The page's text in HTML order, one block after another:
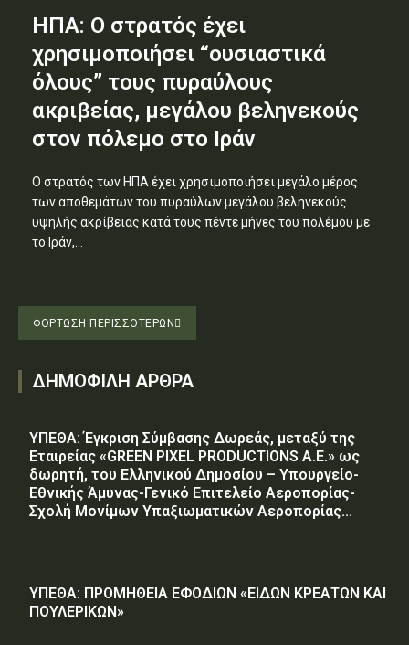
ΗΠΑ: Ο στρατός έχει
χρησιμοποιήσει “ουσιαστικά
όλους” τους πυραύλους
ακριβείας, μεγάλου βεληνεκούς
στον πόλεμο στο Ιράν
Ο στρατός των ΗΠΑ έχει χρησιμοποιήσει μεγάλο μέρος
των αποθεμάτων του πυραύλων μεγάλου βεληνεκούς
υψηλής ακρίβειας κατά τους πέντε μήνες του πολέμου με
το Ιράν,...
ΦΌΡΤΩΣΗ ΠΕΡΙΣΣΟΤΈΡΩΝ
ΔΗΜΟΦΙΛΗ ΑΡΘΡΑ
ΥΠΕΘΑ: Έγκριση Σύμβασης Δωρεάς, μεταξύ της
Εταιρείας «GREEN PIXEL PRODUCTIONS Α.Ε.» ως
δωρητή, του Ελληνικού Δημοσίου – Υπουργείο-
Εθνικής Άμυνας-Γενικό Επιτελείο Αεροπορίας-
Σχολή Μονίμων Υπαξιωματικών Αεροπορίας...
ΥΠΕΘΑ: ΠΡΟΜΗΘΕΙΑ ΕΦΟΔΙΩΝ «ΕΙΔΩΝ ΚΡΕΑΤΩΝ ΚΑΙ
ΠΟΥΛΕΡΙΚΩΝ»